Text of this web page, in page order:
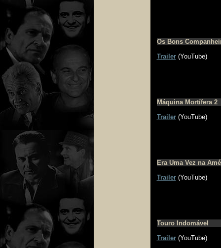
Os Bons
Trailer(YouTube)
Máquina Mortífera 2
Trailer(YouTube)
Era Uma Vez na
Trailer(YouTube)
Touro Indomável
Trailer(YouTube)